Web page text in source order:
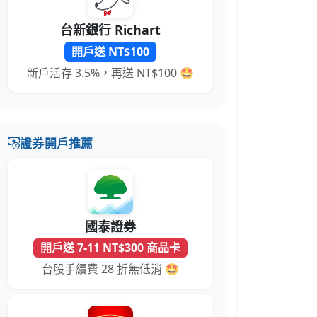
台新銀行 Richart
開戶送 NT$100
新戶活存 3.5%，再送 NT$100 🤩
證券開戶推薦
國泰證券
開戶送 7-11 NT$300 商品卡
台股手續費 28 折無低消 🤩